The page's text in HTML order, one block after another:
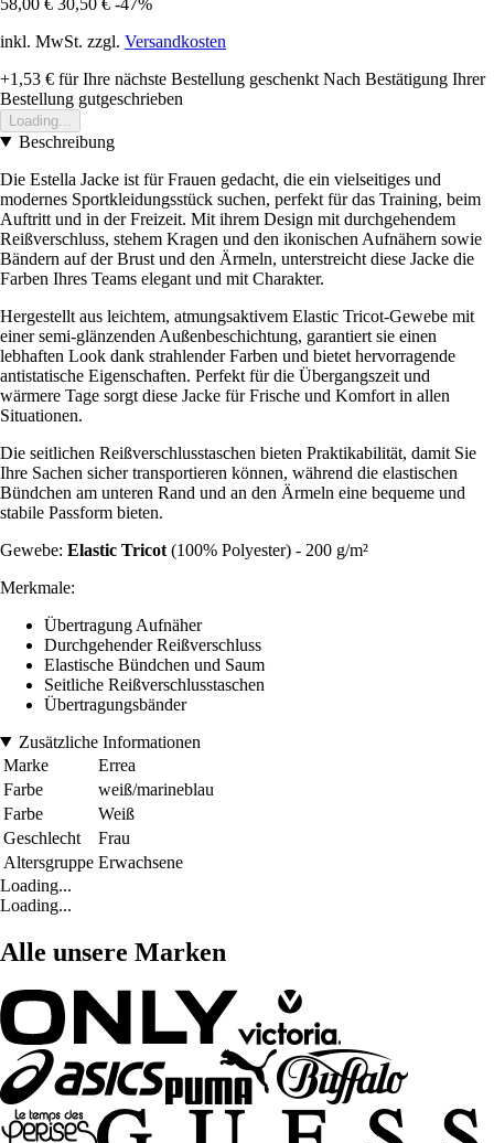
inkl. MwSt. zzgl. Versandkosten
+1,53 € für Ihre nächste Bestellung geschenkt Nach Bestätigung Ihrer
Bestellung gutgeschrieben
Loading...
Beschreibung
Die Estella Jacke ist für Frauen gedacht, die ein vielseitiges und
modernes Sportkleidungsstück suchen, perfekt für das Training, beim
Auftritt und in der Freizeit. Mit ihrem Design mit durchgehendem
Reißverschluss, stehem Kragen und den ikonischen Aufnähern sowie
Bändern auf der Brust und den Ärmeln, unterstreicht diese Jacke die
Farben Ihres Teams elegant und mit Charakter.
Hergestellt aus leichtem, atmungsaktivem Elastic Tricot-Gewebe mit
einer semi-glänzenden Außenbeschichtung, garantiert sie einen
lebhaften Look dank strahlender Farben und bietet hervorragende
antistatische Eigenschaften. Perfekt für die Übergangszeit und
wärmere Tage sorgt diese Jacke für Frische und Komfort in allen
Situationen.
Die seitlichen Reißverschlusstaschen bieten Praktikabilität, damit Sie
Ihre Sachen sicher transportieren können, während die elastischen
Bündchen am unteren Rand und an den Ärmeln eine bequeme und
stabile Passform bieten.
Gewebe: Elastic Tricot (100% Polyester) - 200 g/m²
Merkmale:
Übertragung Aufnäher
Durchgehender Reißverschluss
Elastische Bündchen und Saum
Seitliche Reißverschlusstaschen
Übertragungsbänder
Zusätzliche Informationen
Marke
Errea
Farbe
weiß/marineblau
Farbe
Weiß
Geschlecht
Frau
Altersgruppe Erwachsene
Loading...
Loading...
Alle unsere Marken